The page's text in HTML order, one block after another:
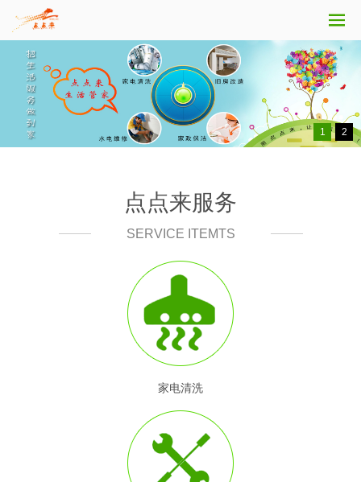
1 2
点点来服务
SERVICE ITEMTS
家电清洗